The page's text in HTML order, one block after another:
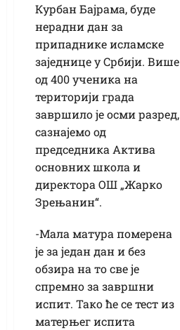
Курбан Бајрама, буде
нерадни дан за
припаднике исламске
заједнице у Србији. Више
од 400 ученика на
територији града
завршило је осми разред,
сазнајемо од
председника Актива
основних школа и
директора ОШ „Жарко
Зрењанин“.
-Мала матура померена
је за један дан и без
обзира на то све је
спремно за завршни
испит. Тако ће се тест из
матерњег испита